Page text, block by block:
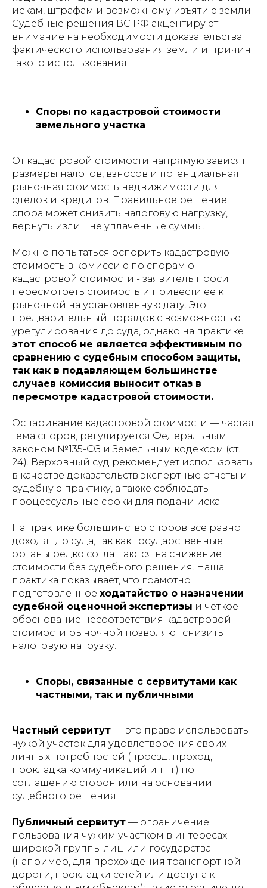
искам, штрафам и возможному изъятию земли.
Судебные решения ВС РФ акцентируют
внимание на необходимости доказательства
фактического использования земли и причин
такого использования.
Споры по кадастровой стоимости
земельного участка
От кадастровой стоимости напрямую зависят
размеры налогов, взносов и потенциальная
рыночная стоимость недвижимости для
сделок и кредитов. Правильное решение
спора может снизить налоговую нагрузку,
вернуть излишне уплаченные суммы.
Можно попытаться оспорить кадастровую
стоимость в комиссию по спорам о
кадастровой стоимости - заявитель просит
пересмотреть стоимость и привести её к
рыночной на установленную дату. Это
предварительный порядок с возможностью
урегулирования до суда, однако на практике
этот способ не является эффективным по
сравнению с судебным способом защиты,
так как в подавляющем большинстве
случаев комиссия выносит отказ в
пересмотре кадастровой стоимости.
Оспаривание кадастровой стоимости — частая
тема споров, регулируется Федеральным
законом №135-ФЗ и Земельным кодексом (ст.
24). Верховный суд рекомендует использовать
в качестве доказательств экспертные отчеты и
судебную практику, а также соблюдать
процессуальные сроки для подачи иска.
На практике большинство споров все равно
доходят до суда, так как государственные
органы редко соглашаются на снижение
стоимости без судебного решения. Наша
практика показывает, что грамотно
подготовленное ходатайство о назначении
судебной оценочной экспертизы и четкое
обоснование несоответствия кадастровой
стоимости рыночной позволяют снизить
налоговую нагрузку.
Споры, связанные с сервитутами как
частными, так и публичными
Частный сервитут — это право использовать
чужой участок для удовлетворения своих
личных потребностей (проезд, проход,
прокладка коммуникаций и т. п.) по
соглашению сторон или на основании
судебного решения.
Публичный сервитут — ограничение
пользования чужим участком в интересах
широкой группы лиц или государства
(например, для прохождения транспортной
дороги, прокладки сетей или доступа к